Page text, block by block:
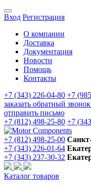
Вход Регистрация
О компании
Доставка
Документация
Новости
Помощь
Контакты
+7 (343) 226-04-80 +7
заказать обратный звонок
отправить письмо
+7 (812) 498-25-80 +7
+7 (812) 498-25-00
+7 (343) 226-01-64
+7 (343) 237-30-32
Каталог товаров